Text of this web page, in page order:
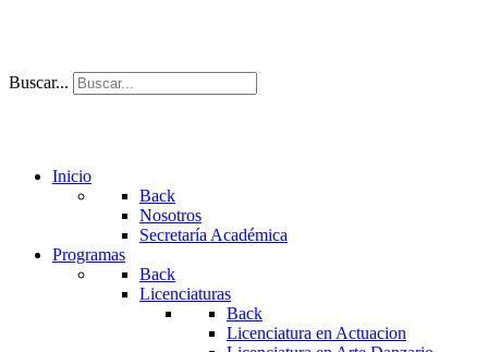
Buscar...
Inicio
Back
Nosotros
Secretaría Académica
Programas
Back
Licenciaturas
Back
Licenciatura en Actuacion